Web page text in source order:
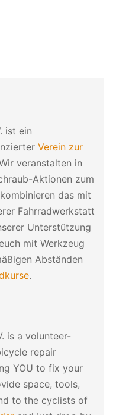
ist ein
Verein zur
veranstalten in
Aktionen zum
das mit
Fahrradwerkstatt
Unterstützung
mit Werkzeug
Abständen
.
is a volunteer-
repair
YOU to fix your
space, tools,
to the cyclists of